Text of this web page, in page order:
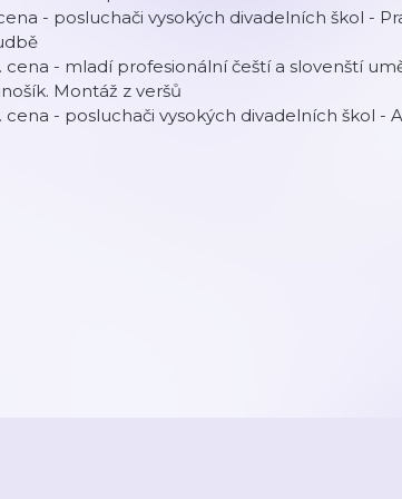
- posluchači vysokých divadelních škol -
cena - mladí profesionální čeští a slovenští
Montáž z veršů
cena - posluchači vysokých divadelních škol -